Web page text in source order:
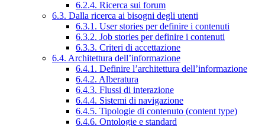
6.2.4. Ricerca sui forum
6.3. Dalla ricerca ai bisogni degli utenti
6.3.1. User stories per definire i contenuti
6.3.2. Job stories per definire i contenuti
6.3.3. Criteri di accettazione
6.4. Architettura dell’informazione
6.4.1. Definire l’architettura dell’informazione
6.4.2. Alberatura
6.4.3. Flussi di interazione
6.4.4. Sistemi di navigazione
6.4.5. Tipologie di contenuto (content type)
6.4.6. Ontologie e standard